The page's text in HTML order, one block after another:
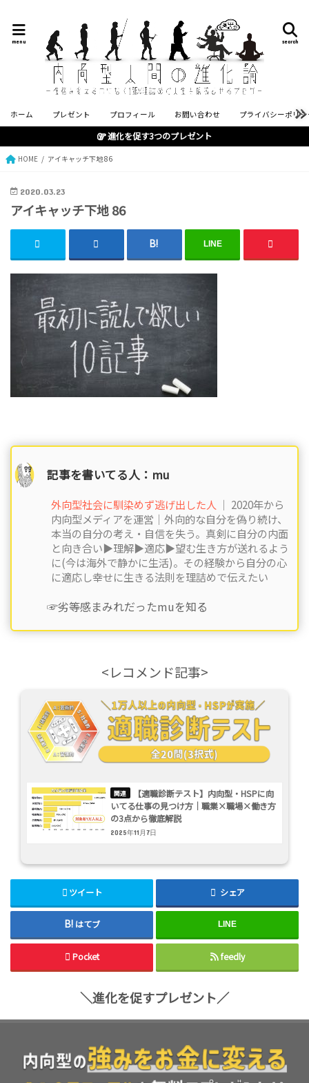
search
menu
ホーム プレゼント プロフィール お問い合わせ プライバシーポリ
進化を促す3つのプレゼント
HOME アイキャッチ下地 86
2020.03.23
アイキャッチ下地 86
LINE
記事を書いてる人：mu
外向型社会に馴染めず逃げ出した人 ｜ 2020年から
内向型メディアを運営｜外向的な自分を偽り続け、
本当の自分の考え・自信を失う。真剣に自分の内面
と向き合い▶︎理解▶︎適応▶︎望む生き方が送れるよう
に(今は海外で静かに生活)。その経験から自分の心
に適応し幸せに生きる法則を理詰めで伝えたい
☞劣等感まみれだったmuを知る
<レコメンド記事>
【適職診断テスト】内向型・HSPに向
いてる仕事の見つけ方｜職業×職場×働き方
の3点から徹底解説
2025年11月7日
ツイート シェア
はてブ LINE
Pocket feedly
＼進化を促すプレゼント／